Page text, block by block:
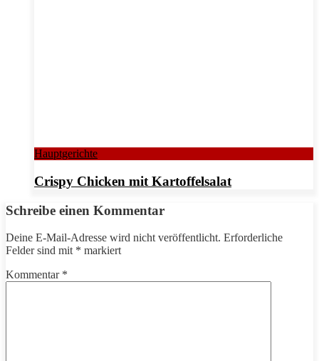
Hauptgerichte
Crispy Chicken mit Kartoffelsalat
Schreibe einen Kommentar
Deine E-Mail-Adresse wird nicht veröffentlicht. Erforderliche
Felder sind mit * markiert
Kommentar *